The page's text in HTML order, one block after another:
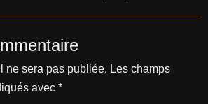
ne sera pas publiée. Les champs
avec *